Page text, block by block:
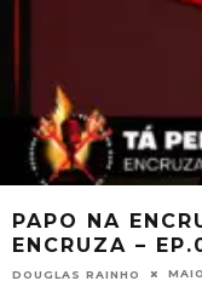
PAPO NA
ENCRUZA –
DOUGLAS RAINHO